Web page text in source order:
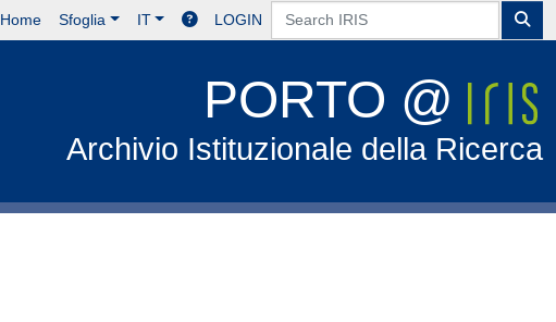
Home Sfoglia IT LOGIN
PORTO @
Archivio Istituzionale della Ricerca